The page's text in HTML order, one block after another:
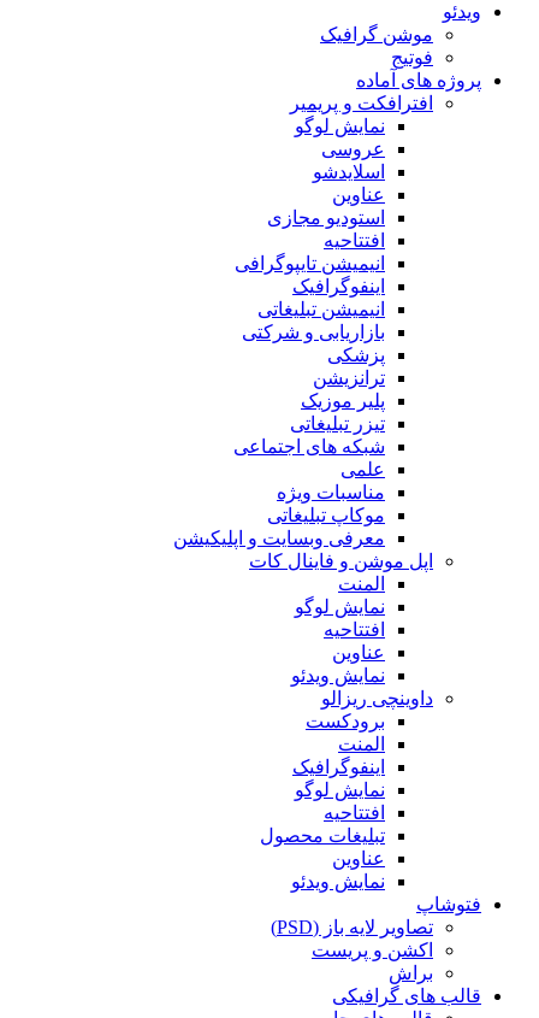
ویدئو
موشن گرافیک
فوتیج
پروژه های آماده
افترافکت و پریمیر
نمایش لوگو
عروسی
اسلایدشو
عناوین
استودیو مجازی
افتتاحیه
انیمیشن تایپوگرافی
اینفوگرافیک
انیمیشن تبلیغاتی
بازاریابی و شرکتی
پزشکی
ترانزیشن
پلیر موزیک
تیزر تبلیغاتی
شبکه های اجتماعی
علمی
مناسبات ویژه
موکاپ تبلیغاتی
معرفی وبسایت و اپلیکیشن
اپل موشن و فاینال کات
المنت
نمایش لوگو
افتتاحیه
عناوین
نمایش ویدئو
داوینچی ریزالو
برودکست
المنت
اینفوگرافیک
نمایش لوگو
افتتاحیه
تبلیغات محصول
عناوین
نمایش ویدئو
فتوشاپ
تصاویر لایه باز (PSD)
اکشن و پریست
براش
قالب های گرافیکی